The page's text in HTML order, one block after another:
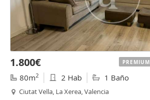
1.800€
80m2 2 Hab 1 Baño
Ciutat Vella, La Xerea, Valencia
PREMIUM